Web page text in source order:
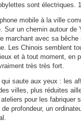
sont électriques.
mobile à la ville
Sur un chemin autour de
marchant avec sa bêche
Les Chinois semblent
et à tout moment, en
très très fort.
saute aux yeux : les
villes, plus réduites
pour les fabriquer
profondeur, un